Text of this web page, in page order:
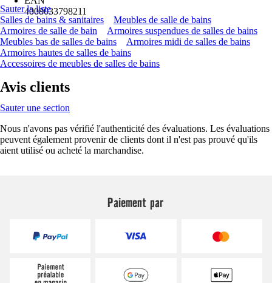
4008033798211
Sauter la liste
Salles de bains & sanitaires
Meubles de salle de bains
Armoires de salle de bain
Armoires suspendues de salles de bains
Meubles bas de salles de bains
Armoires midi de salles de bains
Armoires hautes de salles de bains
Accessoires de meubles de salles de bains
Avis clients
Sauter une section
Nous n'avons pas vérifié l'authenticité des évaluations. Les évaluations
peuvent également provenir de clients dont il n'est pas prouvé qu'ils
aient utilisé ou acheté la marchandise.
Paiement par